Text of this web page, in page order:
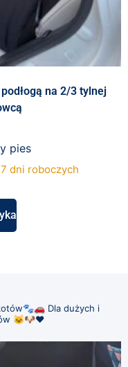
na 2/3 tylnej
pies
dni roboczych
Dla dużych i
🐱🐶❤️